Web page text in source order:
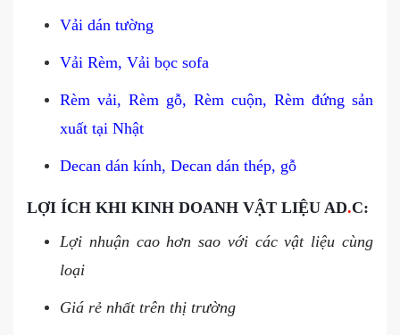
Vải dán tường
Vải Rèm, Vải bọc sofa
Rèm vải, Rèm gỗ, Rèm cuộn, Rèm đứng sản
xuất tại Nhật
Decan dán kính, Decan dán thép, gỗ
LỢI ÍCH KHI KINH DOANH VẬT LIỆU AD.C:
Lợi nhuận cao hơn sao với các vật liệu cùng
loại
Giá rẻ nhất trên thị trường